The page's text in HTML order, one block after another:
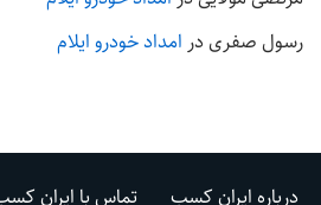
رسول صفری در امداد خودرو ایلام
درباره ایران کسب تماس با ایران